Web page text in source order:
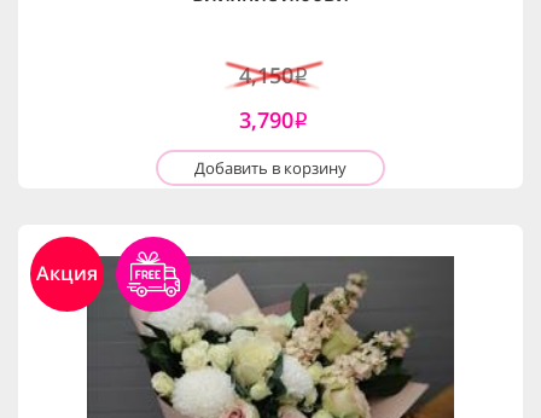
4,150i
3,790i
Добавить в корзину
Акция